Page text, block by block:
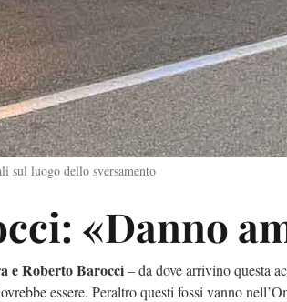
sul luogo dello sversamento
«Danno
e Roberto Barocci– da dove arrivino questa
essere. Peraltro questi fossi vanno